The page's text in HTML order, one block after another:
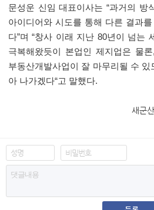
문성운 신임 대표이사는“과거의 방
아이디어와 시도를 통해 다른 결과
다”며“창사 이래 지난 80년이 넘는
극복해왔듯이 본업인 제지업은 물론,
부동산개발사업이 잘 마무리될 수
아 나가겠다“고 말했다.
새군